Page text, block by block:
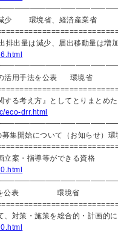
少 環境省、経済産業省
排出量は減少、届出移動量は増
活用手法を公表 環境省
る考え方』としてとりまとめた
eco-drr.html
集開始について（お知らせ）環
立案・指導等ができる資格
算案を公表 環境省
対策・施策を総合的・計画的